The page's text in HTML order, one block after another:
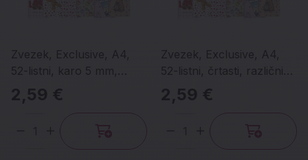
Zvezek, Exclusive, A4,
52-listni, karo 5 mm,
različni motivi
2,59 €
Količina
Zvezek, Exclusive, A4,
52-listni, črtasti, različni
motivi
2,59 €
Količina